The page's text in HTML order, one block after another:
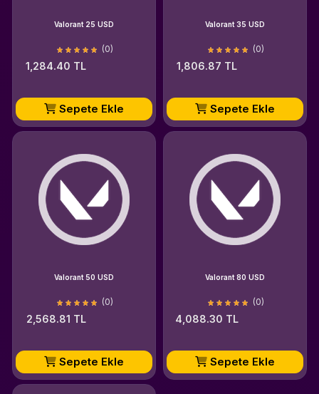
Valorant 25 USD
(0)
1,284.40 TL
Sepete Ekle
Valorant 35 USD
(0)
1,806.87 TL
Sepete Ekle
Valorant 50 USD
(0)
2,568.81 TL
Sepete Ekle
Valorant 80 USD
(0)
4,088.30 TL
Sepete Ekle